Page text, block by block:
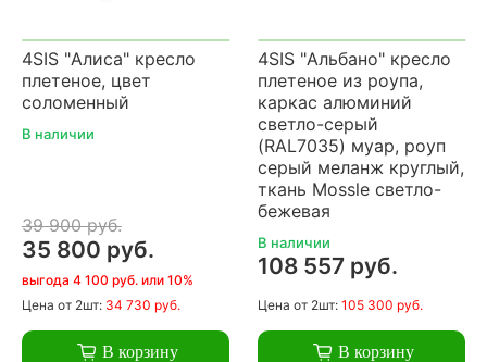
4SIS "Алиса" кресло
плетеное, цвет
соломенный
В наличии
39 900 руб.
35 800 руб.
выгода 4 100 руб. или 10%
Цена от 2шт: 34 730 руб.
В корзину
4SIS "Альбано" кресло
плетеное из роупа,
каркас алюминий
светло-серый
(RAL7035) муар, роуп
серый меланж круглый,
ткань Mossle светло-
бежевая
В наличии
108 557 руб.
Цена от 2шт: 105 300 руб.
В корзину